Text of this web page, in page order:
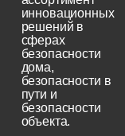
инновационных
решений в
сферах
безопасности
дома,
безопасности в
пути и
безопасности
объекта.